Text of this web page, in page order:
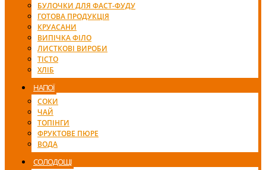
БУЛОЧКИ ДЛЯ ФАСТ-ФУДУ
ГОТОВА ПРОДУКЦІЯ
КРУАСАНИ
ВИПІЧКА ФІЛО
ЛИСТКОВІ ВИРОБИ
ТІСТО
ХЛІБ
НАПОЇ
СОКИ
ЧАЙ
ТОПІНГИ
ФРУКТОВЕ ПЮРЕ
ВОДА
СОЛОДОЩІ